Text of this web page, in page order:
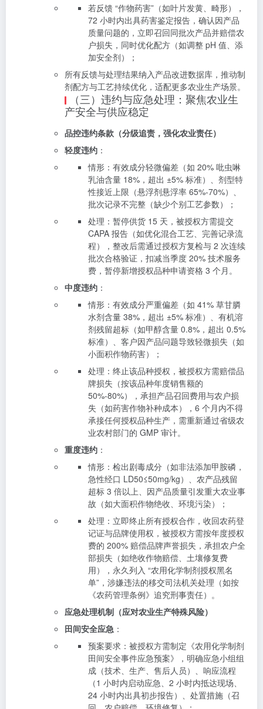
若反馈 “作物药害”（如叶片发黄、畸形），
72 小时内出具药害鉴定报告，确认因产品
质量问题的，立即召回同批次产品并赔偿农
户损失，同时优化配方（如调整 pH 值、添
加安全剂）；
所有反馈与处理结果纳入产品改进数据库，推动制
剂配方与工艺持续优化，适配更多农业生产场景。
（三）违约与应急处理：聚焦农业生
产安全与供应稳定
品控违约条款（分级追责，强化农业责任）
轻度违约 ：
情形：有效成分轻微偏差（如 20% 吡虫啉
乳油含量 18%，超出 ±5% 标准）、剂型特
性接近上限（悬浮剂悬浮率 65%-70%）、
批次记录不完整（缺少个别工艺参数）；
处理：暂停供货 15 天，被授权方需提交
CAPA 报告（如优化混合工艺、完善记录流
程），整改后需通过授权方复检与 2 次连续
批次合格验证，扣减当季度 20% 技术服务
费，暂停新增授权品种申请资格 3 个月。
中度违约 ：
情形：有效成分严重偏差（如 41% 草甘膦
水剂含量 38%，超出 ±5% 标准）、有机溶
剂残留超标（如甲醇含量 0.8%，超出 0.5%
标准）、客户因产品问题导致轻微损失（如
小面积作物药害）；
处理：终止该品种授权，被授权方需赔偿品
牌损失（按该品种年度销售额的
50%-80%），承担产品召回费用与农户损
失（如药害作物补种成本），6 个月内不得
承接任何授权品种生产，需重新通过省级农
业农村部门的 GMP 审计。
重度违约 ：
情形：检出剧毒成分（如非法添加甲胺磷，
急性经口 LD50≤50mg/kg）、农产品残留
超标 3 倍以上、因产品质量引发重大农业事
故（如大面积作物绝收、环境污染）；
处理：立即终止所有授权合作，收回农药登
记证与品牌使用权，被授权方需按年度授权
费的 200% 赔偿品牌声誉损失，承担农户全
部损失（如绝收作物赔偿、土壤修复费
用），永久列入 “农用化学制剂授权黑名
单”，涉嫌违法的移交司法机关处理（如按
《农药管理条例》追究刑事责任）。
应急处理机制（应对农业生产特殊风险）
田间安全应急 ：
预案要求：被授权方需制定《农用化学制剂
田间安全事件应急预案》，明确应急小组组
成（技术、生产、售后人员）、响应流程
（1 小时内启动应急、2 小时内抵达现场、
24 小时内出具初步报告）、处置措施（召